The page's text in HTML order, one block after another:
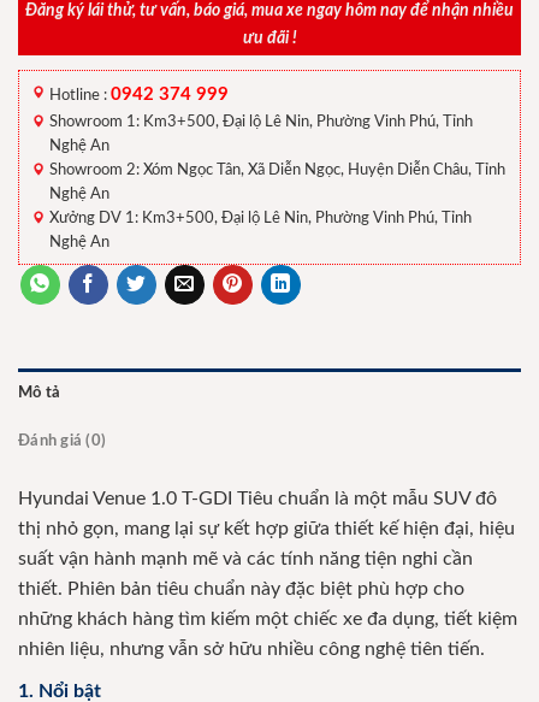
Đăng ký lái thử, tư vấn, báo giá, mua xe ngay hôm nay để nhận nhiều
ưu đãi !
Hotline : 0942 374 999
Showroom 1: Km3+500, Đại lộ Lê Nin, Phường Vinh Phú, Tỉnh
Nghệ An
Showroom 2: Xóm Ngọc Tân, Xã Diễn Ngọc, Huyện Diễn Châu, Tỉnh
Nghệ An
Xưởng DV 1: Km3+500, Đại lộ Lê Nin, Phường Vinh Phú, Tỉnh
Nghệ An
Mô tả
Đánh giá (0)
Hyundai Venue 1.0 T-GDI Tiêu chuẩn là một mẫu SUV đô
thị nhỏ gọn, mang lại sự kết hợp giữa thiết kế hiện đại, hiệu
suất vận hành mạnh mẽ và các tính năng tiện nghi cần
thiết. Phiên bản tiêu chuẩn này đặc biệt phù hợp cho
những khách hàng tìm kiếm một chiếc xe đa dụng, tiết kiệm
nhiên liệu, nhưng vẫn sở hữu nhiều công nghệ tiên tiến.
1. Nổi bật